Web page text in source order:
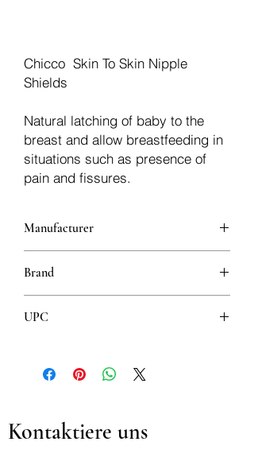
Chicco Skin To Skin Nipple
Shields
Natural latching of baby to the
breast and allow breastfeeding in
situations such as presence of
pain and fissures.
Manufacturer
Brand
UPC
Kontaktiere uns